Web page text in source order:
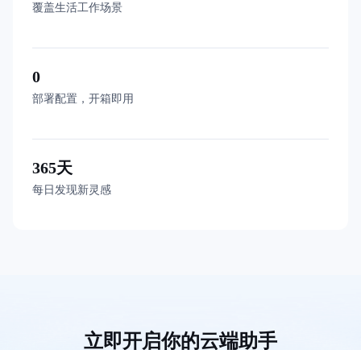
覆盖生活工作场景
0
部署配置，开箱即用
365天
每日发现新灵感
立即开启你的云端助手